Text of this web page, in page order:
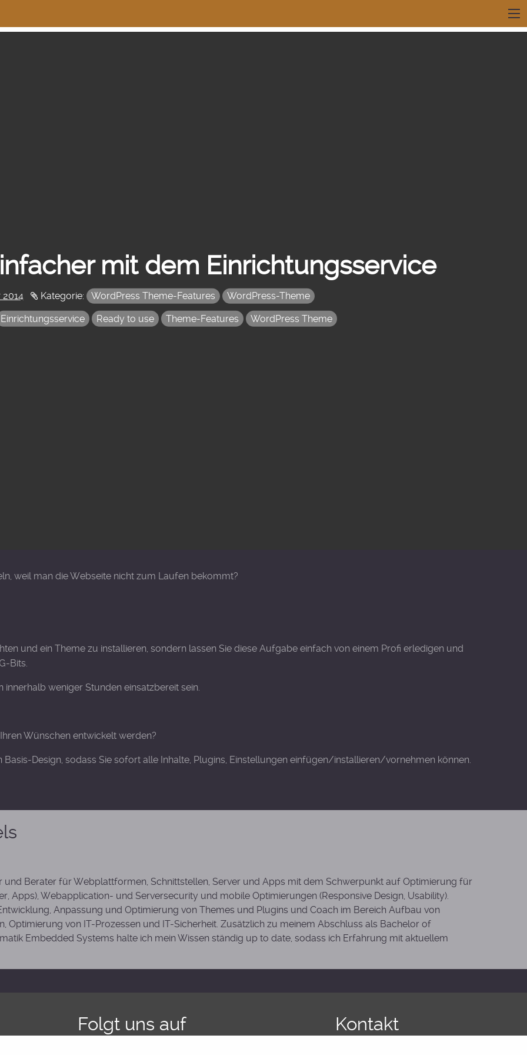
mit dem Einrichtungsservice
2014 Kategorie: WordPress Theme-Features WordPress-Theme
Einrichtungsservice Ready to use Theme-Features WordPress Theme
weil man die Webseite nicht zum Laufen bekommt?
und ein Theme zu installieren, sondern lassen Sie diese Aufgabe einfach von einem Profi erledigen und
Bits.
weniger Stunden einsatzbereit sein.
Wünschen entwickelt werden?
Design, sodass Sie sofort alle Inhalte, Plugins, Einstellungen einfügen/installieren/vornehmen können.
und Berater für Webplattformen, Schnittstellen, Server und Apps mit dem Schwerpunkt auf Optimierung für
Apps), Webapplication- und Serversecurity und mobile Optimierungen (Responsive Design, Usability).
Anpassung und Optimierung von Themes und Plugins und Coach im Bereich Aufbau von
Optimierung von IT-Prozessen und IT-Sicherheit. Zusätzlich zu meinem Abschluss als Bachelor of
Embedded Systems halte ich mein Wissen ständig up to date, sodass ich Erfahrung mit aktuellem
Folgt uns auf Kontakt